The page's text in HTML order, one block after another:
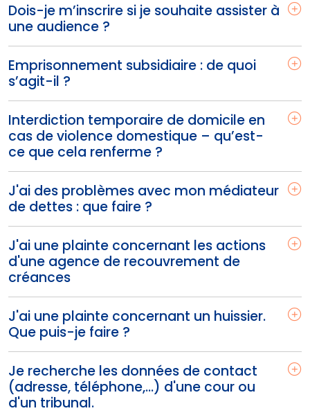
Dois-je m’inscrire si je souhaite assister à
une audience ?
Emprisonnement subsidiaire : de quoi
s’agit-il ?
Interdiction temporaire de domicile en
cas de violence domestique – qu’est-
ce que cela renferme ?
J'ai des problèmes avec mon médiateur
de dettes : que faire ?
J'ai une plainte concernant les actions
d'une agence de recouvrement de
créances
J'ai une plainte concernant un huissier.
Que puis-je faire ?
Je recherche les données de contact
(adresse, téléphone,...) d'une cour ou
d'un tribunal.